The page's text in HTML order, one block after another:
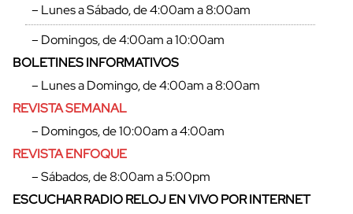
– Lunes a Sábado, de 4:00am a 8:00am
– Domingos, de 4:00am a 10:00am
BOLETINES INFORMATIVOS
– Lunes a Domingo, de 4:00am a 8:00am
REVISTA SEMANAL
– Domingos, de 10:00am a 4:00am
REVISTA ENFOQUE
– Sábados, de 8:00am a 5:00pm
ESCUCHAR RADIO RELOJ EN VIVO POR INTERNET